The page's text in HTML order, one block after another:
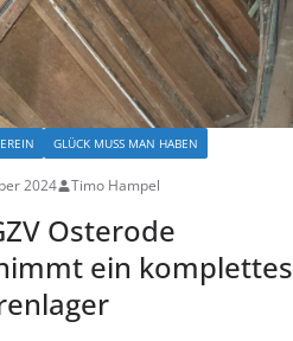
GLÜCK MUSS MAN HABEN
2024 Timo Hampel
Osterode
ein komplettes